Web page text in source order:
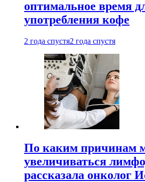
оптимальное время
употребления кофе
2 года спустя2 года спустя
По каким причинам
увеличиваться
рассказала онколог